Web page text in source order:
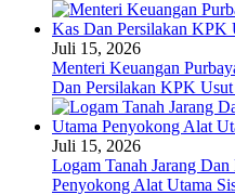
Juli 15, 2026
Menteri Keuangan
Dan Persilakan KPK
Juli 15, 2026
Logam Tanah Jarang
Penyokong Alat Utama